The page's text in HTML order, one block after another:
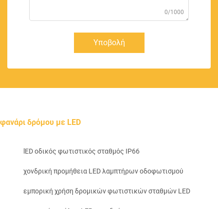
0/1000
Υποβολή
φανάρι δρόμου με LED
lED οδικός φωτιστικός σταθμός IP66
χονδρική προμήθεια LED λαμπτήρων οδοφωτισμού
εμπορική χρήση δρομικών φωτιστικών σταθμών LED